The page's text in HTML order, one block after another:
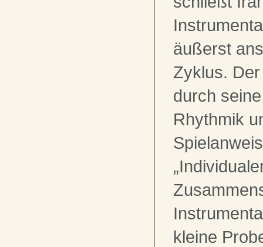
äußerst
Zyklus.
durch
Rhythmik
kleine